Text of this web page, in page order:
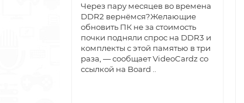
Через пару месяцев во времена
DDR2 вернёмся?Желающие
обновить ПК не за стоимость
почки подняли спрос на DDR3 и
комплекты с этой памятью в три
раза, — сообщает VideoCardz со
ссылкой на Board ..